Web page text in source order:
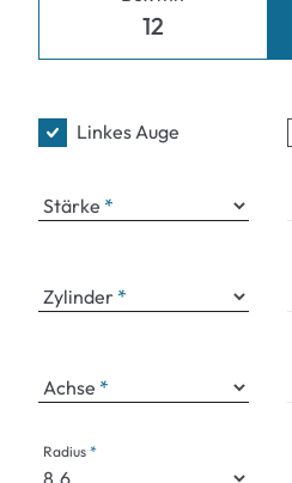
12
Linkes Auge
Stärke
Zylinder
Achse
Radius